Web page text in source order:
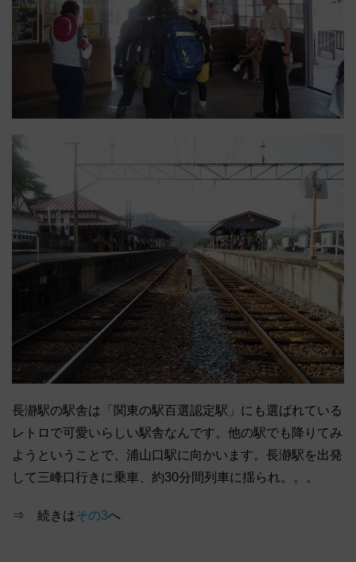
長瀞駅の駅舎は「関東の駅百選認定駅」にも選ばれている
レトロで可愛いらしい駅舎なんです。他の駅でも降りてみ
ようということで、浦山口駅に向かいます。長瀞駅を出発
して三峰口行きに乗車、約30分間列車に揺られ。。。
⇒ 続きはその3へ